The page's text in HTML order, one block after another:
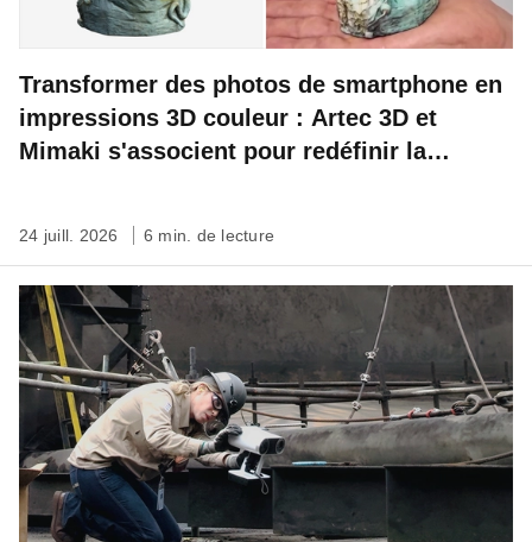
Transformer des photos de smartphone en
impressions 3D couleur : Artec 3D et
Mimaki s'associent pour redéfinir la
24 juill. 2026 6 min. de lecture